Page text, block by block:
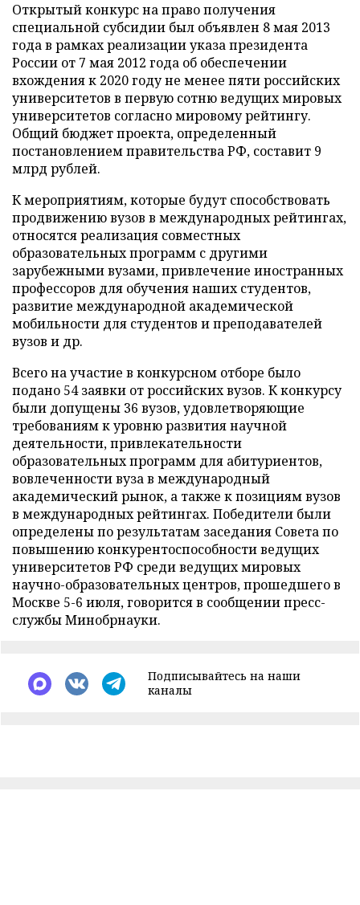
Открытый конкурс на право получения
специальной субсидии был объявлен 8 мая 2013
года в рамках реализации указа президента
России от 7 мая 2012 года об обеспечении
вхождения к 2020 году не менее пяти российских
университетов в первую сотню ведущих мировых
университетов согласно мировому рейтингу.
Общий бюджет проекта, определенный
постановлением правительства РФ, составит 9
млрд рублей.
К мероприятиям, которые будут способствовать
продвижению вузов в международных рейтингах,
относятся реализация совместных
образовательных программ с другими
зарубежными вузами, привлечение иностранных
профессоров для обучения наших студентов,
развитие международной академической
мобильности для студентов и преподавателей
вузов и др.
Всего на участие в конкурсном отборе было
подано 54 заявки от российских вузов. К конкурсу
были допущены 36 вузов, удовлетворяющие
требованиям к уровню развития научной
деятельности, привлекательности
образовательных программ для абитуриентов,
вовлеченности вуза в международный
академический рынок, а также к позициям вузов
в международных рейтингах. Победители были
определены по результатам заседания Совета по
повышению конкурентоспособности ведущих
университетов РФ среди ведущих мировых
научно-образовательных центров, прошедшего в
Москве 5-6 июля, говорится в сообщении пресс-
службы Минобрнауки.
Подписывайтесь на наши
каналы